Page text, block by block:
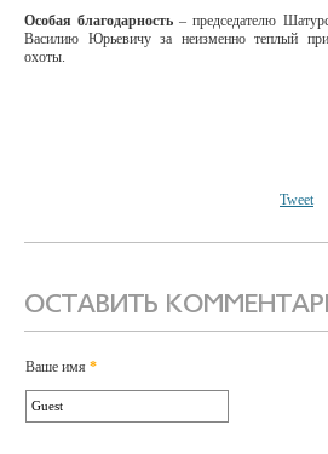
Особая благодарность – председателю
Василию Юрьевичу за неизменно теплый
охоты.
Tweet
ОСТАВИТЬ
Ваше имя *